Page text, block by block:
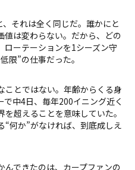
それは全く同じだ。誰かにと
値は変わらない。だから、どの
ローテーションを1シーズン守
限”の仕事だった。
とではない。年齢からくる身
中4日、毎年200イニング近く
超えることを意味していた。
何か”がなければ、到底成しえ
できたのは、カープファンの